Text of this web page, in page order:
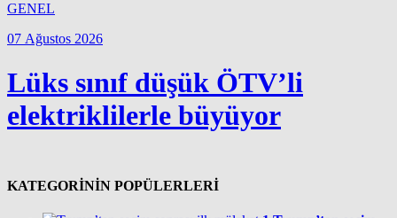
GENEL
07 Ağustos 2026
Lüks sınıf düşük ÖTV’li
elektriklilerle büyüyor
KATEGORİNİN POPÜLERLERİ